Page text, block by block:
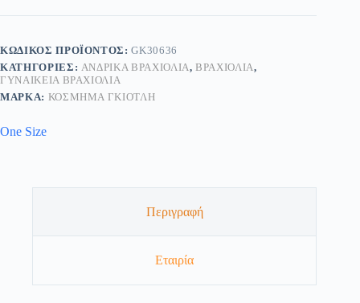
ΚΩΔΙΚΌΣ ΠΡΟΪΌΝΤΟΣ:GK30636
ΚΑΤΗΓΟΡΊΕΣ: ΑΝΔΡΙΚΆ ΒΡΑΧΙΌΛΙΑ,ΒΡΑΧΙΌΛΙΑ,
ΓΥΝΑΙΚΕΊΑ ΒΡΑΧΙΌΛΙΑ
ΜΆΡΚΑ: ΚΟΣΜΗΜΑ ΓΚΙΟΤΛΗ
One Size
Περιγραφή
Εταιρία